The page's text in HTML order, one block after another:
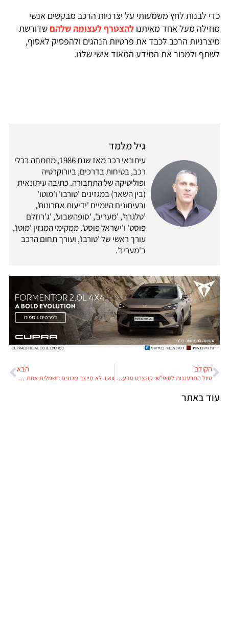
כדי לבנות לחץ משמעותי על יצרניות הרכב מבקשים אנשי
מוזילה מעל אחד מאיתנו להצטרף לעצומה שלהם שדורשת
מיצרניות הרכב לכבד את פרטיות הנהגים ולהפסיק לאסוף,
לשתף ולמכור את המידע המאוד אישי שלנו.
גיל מלמד
עיתונאי רכב מאז שנת 1986, מתמחה בכלי
רכב, בטיחות בדרכים, ביורוקרטיה
ופוליטיקה של התחבורה. כתיבה עיתונאית
(בין השאר) במגזינים 'טורבו' ו'מוטו'
ובעיתונים היומיים 'ידיעות אחרונות',
'טלגרף', 'מעריב', 'סופהשבוע', 'ג'רוזלם
פוסט' ו'ישראל פוסט'. ממקימי המגזין 'מוטו',
עורך ראשי של 'טורבו', ועורך תחום הרכב
ב'מעריב'.
הקודם
טיול התרעננות לסופ"ש: קונצרט טבעי במרינה
הבא
וואווי לא תייצר מכונית חשמלית אחת אלא הרבה מכוניות חשמליות וזה עלול להגביל את המכירה שלהן בישראל
עוד באתר